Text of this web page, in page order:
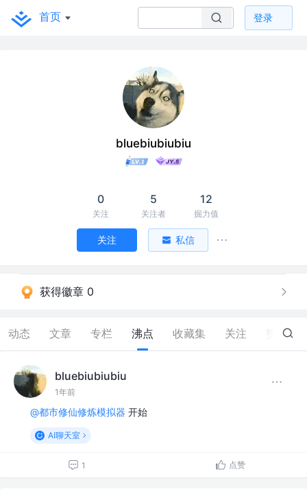
首页 登录
bluebiubiubiu
0
关注
5
关注者
12
掘力值
关注 私信
获得徽章 0
动态 文章 专栏 沸点 收藏集 关注 55
bluebiubiubiu
1年前
@都市修仙修炼模拟器 开始
AI聊天室
1 点赞